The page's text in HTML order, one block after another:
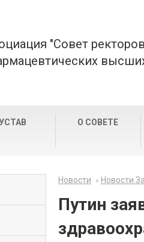
"Совет
О СОВЕТЕ
Новости Новости
Путин